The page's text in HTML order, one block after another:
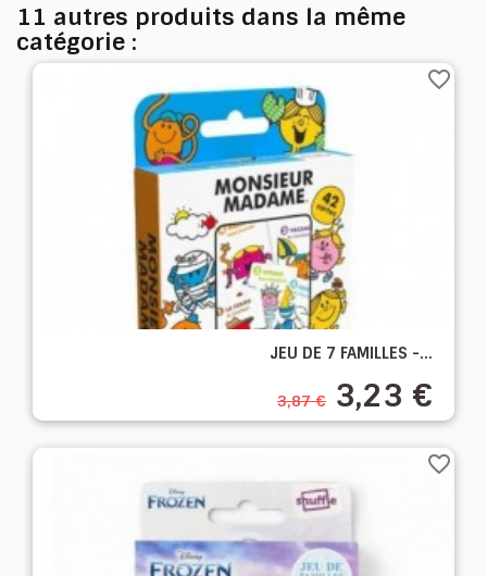
11 autres produits dans la même
catégorie :
JEU DE 7 FAMILLES -...
3,87 € 3,23 €
favorite_border
favorite_border